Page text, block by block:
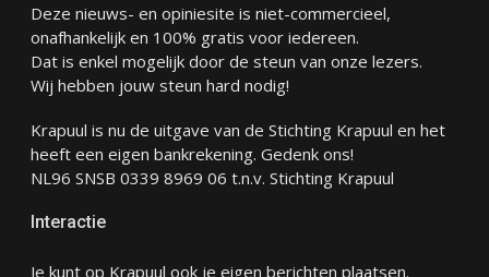
Deze nieuws- en opiniesite is niet-commercieel,
onafhankelijk en 100% gratis voor iedereen.
Dat is enkel mogelijk door de steun van onze lezers.
Wij hebben jouw steun hard nodig!
Krapuul is nu de uitgave van de Stichting Krapuul en het
heeft een eigen bankrekening. Gedenk ons!
NL96 SNSB 0339 8969 06 t.n.v. Stichting Krapuul
Interactie
Je kunt op Krapuul ook je eigen berichten plaatsen.